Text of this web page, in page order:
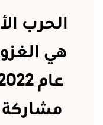
الحرب
هي الغزو
مشاركة